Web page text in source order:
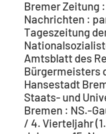
Bremer Zeitung
Nachrichten :
Tageszeitung
Amtsblatt des
Bürgermeisters
Hansestadt
Staats- und
Bremen : NS.-
/ 4. Vierteljahr